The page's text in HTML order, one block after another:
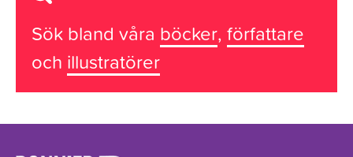
Sök bland våra böcker, författare
och illustratörer